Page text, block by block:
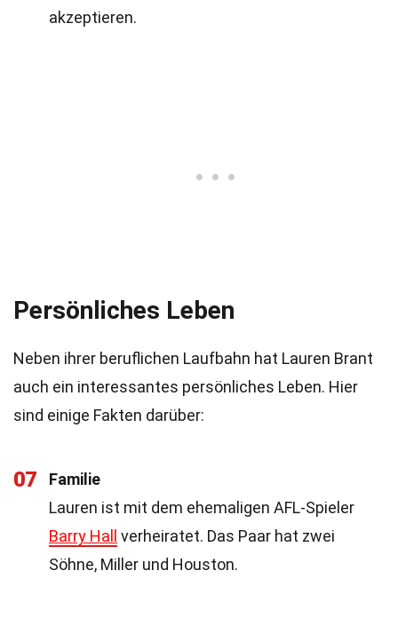
akzeptieren.
Persönliches Leben
Neben ihrer beruflichen Laufbahn hat Lauren Brant
auch ein interessantes persönliches Leben. Hier
sind einige Fakten darüber:
07
Familie
Lauren ist mit dem ehemaligen AFL-Spieler
Barry Hall
verheiratet. Das Paar hat zwei
Söhne, Miller und Houston.